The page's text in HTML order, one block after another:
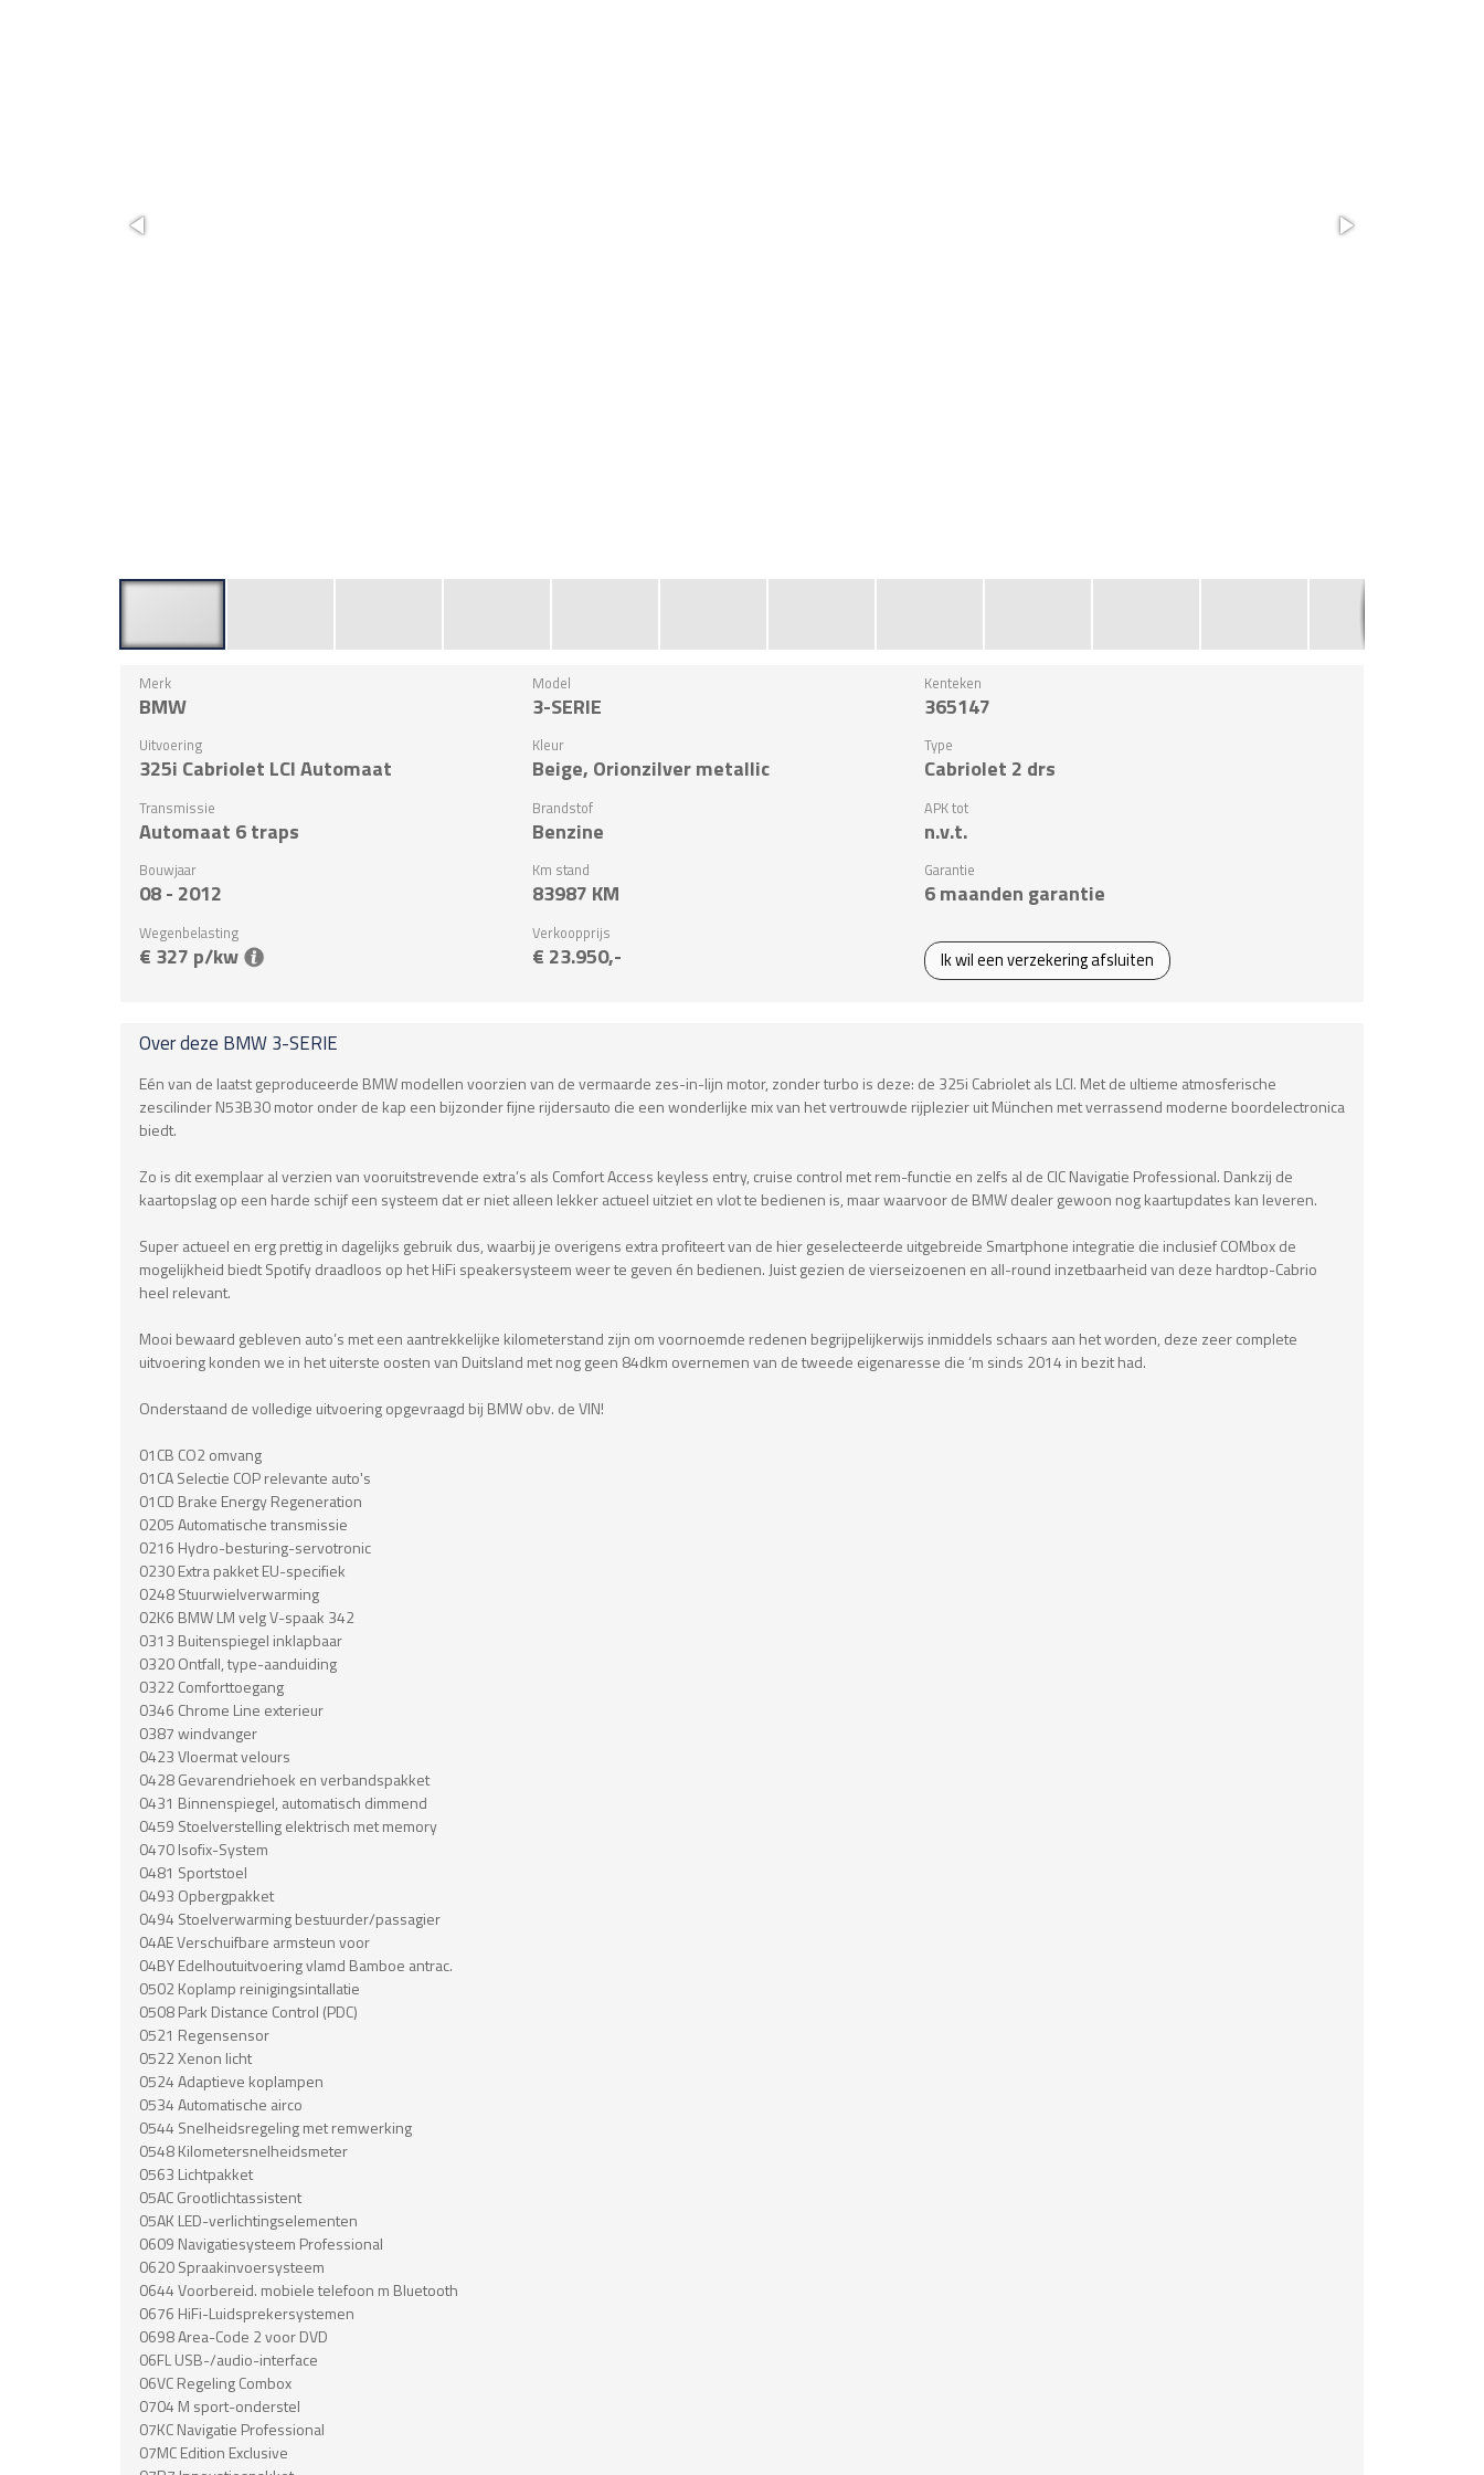
Merk
BMW
Model
3-SERIE
Kenteken
365147
Uitvoering
325i Cabriolet LCI Automaat
Kleur
Beige, Orionzilver metallic
Type
Cabriolet 2 drs
Transmissie
Automaat 6 traps
Brandstof
Benzine
APK tot
n.v.t.
Bouwjaar
08 - 2012
Km stand
83987 KM
Garantie
6 maanden garantie
Wegenbelasting
€ 327 p/kw
Verkoopprijs
€ 23.950,- Ik wil een verzekering afsluiten
Over deze BMW 3-SERIE
Eén van de laatst geproduceerde BMW modellen voorzien van de vermaarde zes-in-lijn motor, zonder turbo is deze: de 325i Cabriolet als LCI. Met de ultieme atmosferische
zescilinder N53B30 motor onder de kap een bijzonder fijne rijdersauto die een wonderlijke mix van het vertrouwde rijplezier uit München met verrassend moderne boordelectronica
biedt.
Zo is dit exemplaar al verzien van vooruitstrevende extra’s als Comfort Access keyless entry, cruise control met rem-functie en zelfs al de CIC Navigatie Professional. Dankzij de
kaartopslag op een harde schijf een systeem dat er niet alleen lekker actueel uitziet en vlot te bedienen is, maar waarvoor de BMW dealer gewoon nog kaartupdates kan leveren.
Super actueel en erg prettig in dagelijks gebruik dus, waarbij je overigens extra profiteert van de hier geselecteerde uitgebreide Smartphone integratie die inclusief COMbox de
mogelijkheid biedt Spotify draadloos op het HiFi speakersysteem weer te geven én bedienen. Juist gezien de vierseizoenen en all-round inzetbaarheid van deze hardtop-Cabrio
heel relevant.
Mooi bewaard gebleven auto’s met een aantrekkelijke kilometerstand zijn om voornoemde redenen begrijpelijkerwijs inmiddels schaars aan het worden, deze zeer complete
uitvoering konden we in het uiterste oosten van Duitsland met nog geen 84dkm overnemen van de tweede eigenaresse die ‘m sinds 2014 in bezit had.
Onderstaand de volledige uitvoering opgevraagd bij BMW obv. de VIN!
01CB CO2 omvang
01CA Selectie COP relevante auto's
01CD Brake Energy Regeneration
0205 Automatische transmissie
0216 Hydro-besturing-servotronic
0230 Extra pakket EU-specifiek
0248 Stuurwielverwarming
02K6 BMW LM velg V-spaak 342
0313 Buitenspiegel inklapbaar
0320 Ontfall, type-aanduiding
0322 Comforttoegang
0346 Chrome Line exterieur
0387 windvanger
0423 Vloermat velours
0428 Gevarendriehoek en verbandspakket
0431 Binnenspiegel, automatisch dimmend
0459 Stoelverstelling elektrisch met memory
0470 Isofix-System
0481 Sportstoel
0493 Opbergpakket
0494 Stoelverwarming bestuurder/passagier
04AE Verschuifbare armsteun voor
04BY Edelhoutuitvoering vlamd Bamboe antrac.
0502 Koplamp reinigingsintallatie
0508 Park Distance Control (PDC)
0521 Regensensor
0522 Xenon licht
0524 Adaptieve koplampen
0534 Automatische airco
0544 Snelheidsregeling met remwerking
0548 Kilometersnelheidsmeter
0563 Lichtpakket
05AC Grootlichtassistent
05AK LED-verlichtingselementen
0609 Navigatiesysteem Professional
0620 Spraakinvoersysteem
0644 Voorbereid. mobiele telefoon m Bluetooth
0676 HiFi-Luidsprekersystemen
0698 Area-Code 2 voor DVD
06FL USB-/audio-interface
06VC Regeling Combox
0704 M sport-onderstel
07KC Navigatie Professional
07MC Edition Exclusive